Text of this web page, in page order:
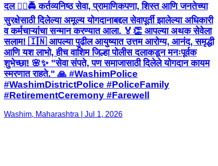
दल 👮‍♂️🚔 कर्तव्यनिष्ठ सेवा, प्रामाणिकपणा, शिस्त आणि जनतेच्या
सुरक्षेसाठी दिलेल्या अमूल्य योगदानाबद्दल सेवापूर्ती झालेल्या अधिकारी
व कर्मचाऱ्यांचा सन्मान करण्यात आला. 🏅👏 आपल्या अथक सेवेला
सलाम! 🇮🇳 आपल्या पुढील आयुष्यात उत्तम आरोग्य, आनंद, समृद्धी
आणि यश लाभो, हीच वाशिम जिल्हा पोलीस दलाकडून मनःपूर्वक
शुभेच्छा! 🌸✨ "सेवा संपते, पण समाजासाठी दिलेले योगदान कायम
स्मरणात राहते." 🙏 #WashimPolice
#WashimDistrictPolice #PoliceFamily
#RetirementCeremony #Farewell
Washim, Maharashtra | Jul 1, 2026